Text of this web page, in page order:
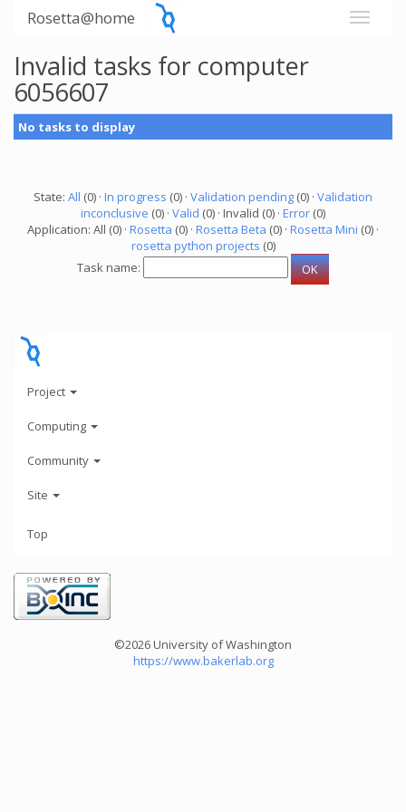
Rosetta@home
Invalid tasks for computer
6056607
No tasks to display
State: All (0) · In progress (0) · Validation pending (0) · Validation
inconclusive (0) · Valid (0) · Invalid (0) · Error (0)
Application: All (0) · Rosetta (0) · Rosetta Beta (0) · Rosetta Mini (0) ·
rosetta python projects (0)
Task name:
Project
Computing
Community
Site
Top
©2026 University of Washington
https://www.bakerlab.org